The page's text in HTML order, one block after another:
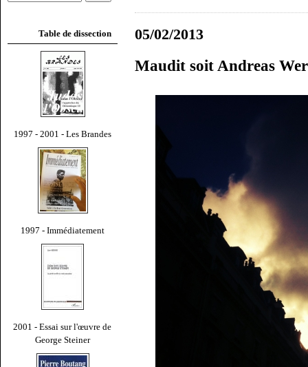
Table de dissection
1997 - 2001 - Les Brandes
1997 - Immédiatement
2001 - Essai sur l'œuvre de
George Steiner
05/02/2013
Maudit soit Andreas